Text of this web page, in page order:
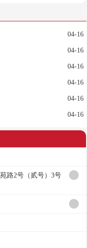
04-16
04-16
04-16
04-16
04-16
04-16
路2号（贰号）3号